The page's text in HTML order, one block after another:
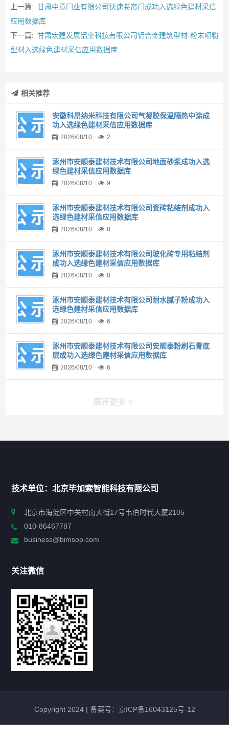
上一篇: 甘肃中意门业有限公司快速卷帘门成功入选绿色建材采信
应用数据库
下一篇: 甘肃宏建发展铝业科技有限公司铝合金建筑型材-粉末喷粉
型材入选绿色建材采信应用数据库
相关推荐
安徽科昂纳米科技有限公司气凝胶保温隔热中涂成
功入选绿色建材采信应用数据库
2026/08/10 2
涿州市安顺泰建材技术有限公司地面砂浆成功入选
绿色建材采信应用数据库
2026/08/10 9
涿州市安顺泰建材技术有限公司瓷砖粘结剂成功入
选绿色建材采信应用数据库
2026/08/10 8
涿州市安顺泰建材技术有限公司玻化砖专用粘结剂
成功入选绿色建材采信应用数据库
2026/08/10 8
涿州市安顺泰建材技术有限公司耐水腻子粉成功入
选绿色建材采信应用数据库
2026/08/10 6
涿州市安顺泰建材技术有限公司安顺泰粉刷石膏底
层成功入选绿色建材采信应用数据库
2026/08/10 6
展开更多
政策法规
新闻资讯
工作动态
会议活动
技术单位：北京毕加索智能科技有限公司
北京市海淀区中关村南大街17号韦伯时代大厦2105
010-86467787
business@bimsop.com
关注微信
Copyright 2024 | 备案号：京ICP备16043125号-12